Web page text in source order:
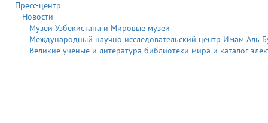
Пресс-центр
Новости
Музеи Узбекистана и Мировые музеи
Международный научно исследовательский центр Имам Аль
Великие ученые и литература библиотеки мира и каталог